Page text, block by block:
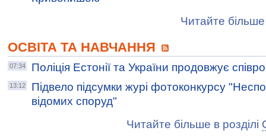
Читайте більше
ОСВІТА ТА НАВЧАННЯ
07:34 Поліція Естонії та України продовжує
13:12
Підвело підсумки журі фотоконкурсу
відомих споруд"
Читайте більше в розділі